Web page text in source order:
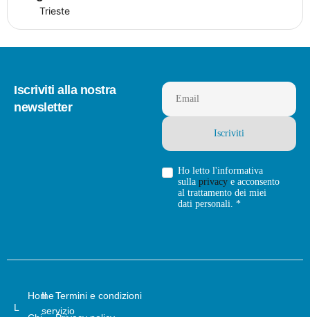
Trieste
Iscriviti alla nostra
newsletter
Email
Ho letto l'informativa
sulla privacye acconsento
al trattamento dei miei
dati personali. *
L
Home
Il
servizio
Termini e condizioni